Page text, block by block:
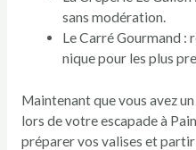
sans modération.
Le Carré Gourmand :
nique pour les plus
Maintenant que vous avez
lors de votre escapade à
préparer vos valises et